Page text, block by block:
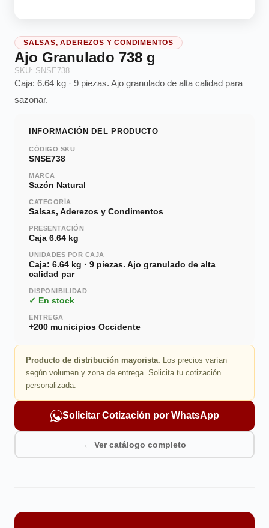
SALSAS, ADEREZOS Y CONDIMENTOS
Ajo Granulado 738 g
SKU: SNSE738
Caja: 6.64 kg · 9 piezas. Ajo granulado de alta calidad para
sazonar.
INFORMACIÓN DEL PRODUCTO
CÓDIGO SKU
SNSE738
MARCA
Sazón Natural
CATEGORÍA
Salsas, Aderezos y Condimentos
PRESENTACIÓN
Caja 6.64 kg
UNIDADES POR CAJA
Caja: 6.64 kg · 9 piezas. Ajo granulado de alta
calidad par
DISPONIBILIDAD
✓ En stock
ENTREGA
+200 municipios Occidente
Producto de distribución mayorista. Los precios varían
según volumen y zona de entrega. Solicita tu cotización
personalizada.
Solicitar Cotización por WhatsApp
← Ver catálogo completo